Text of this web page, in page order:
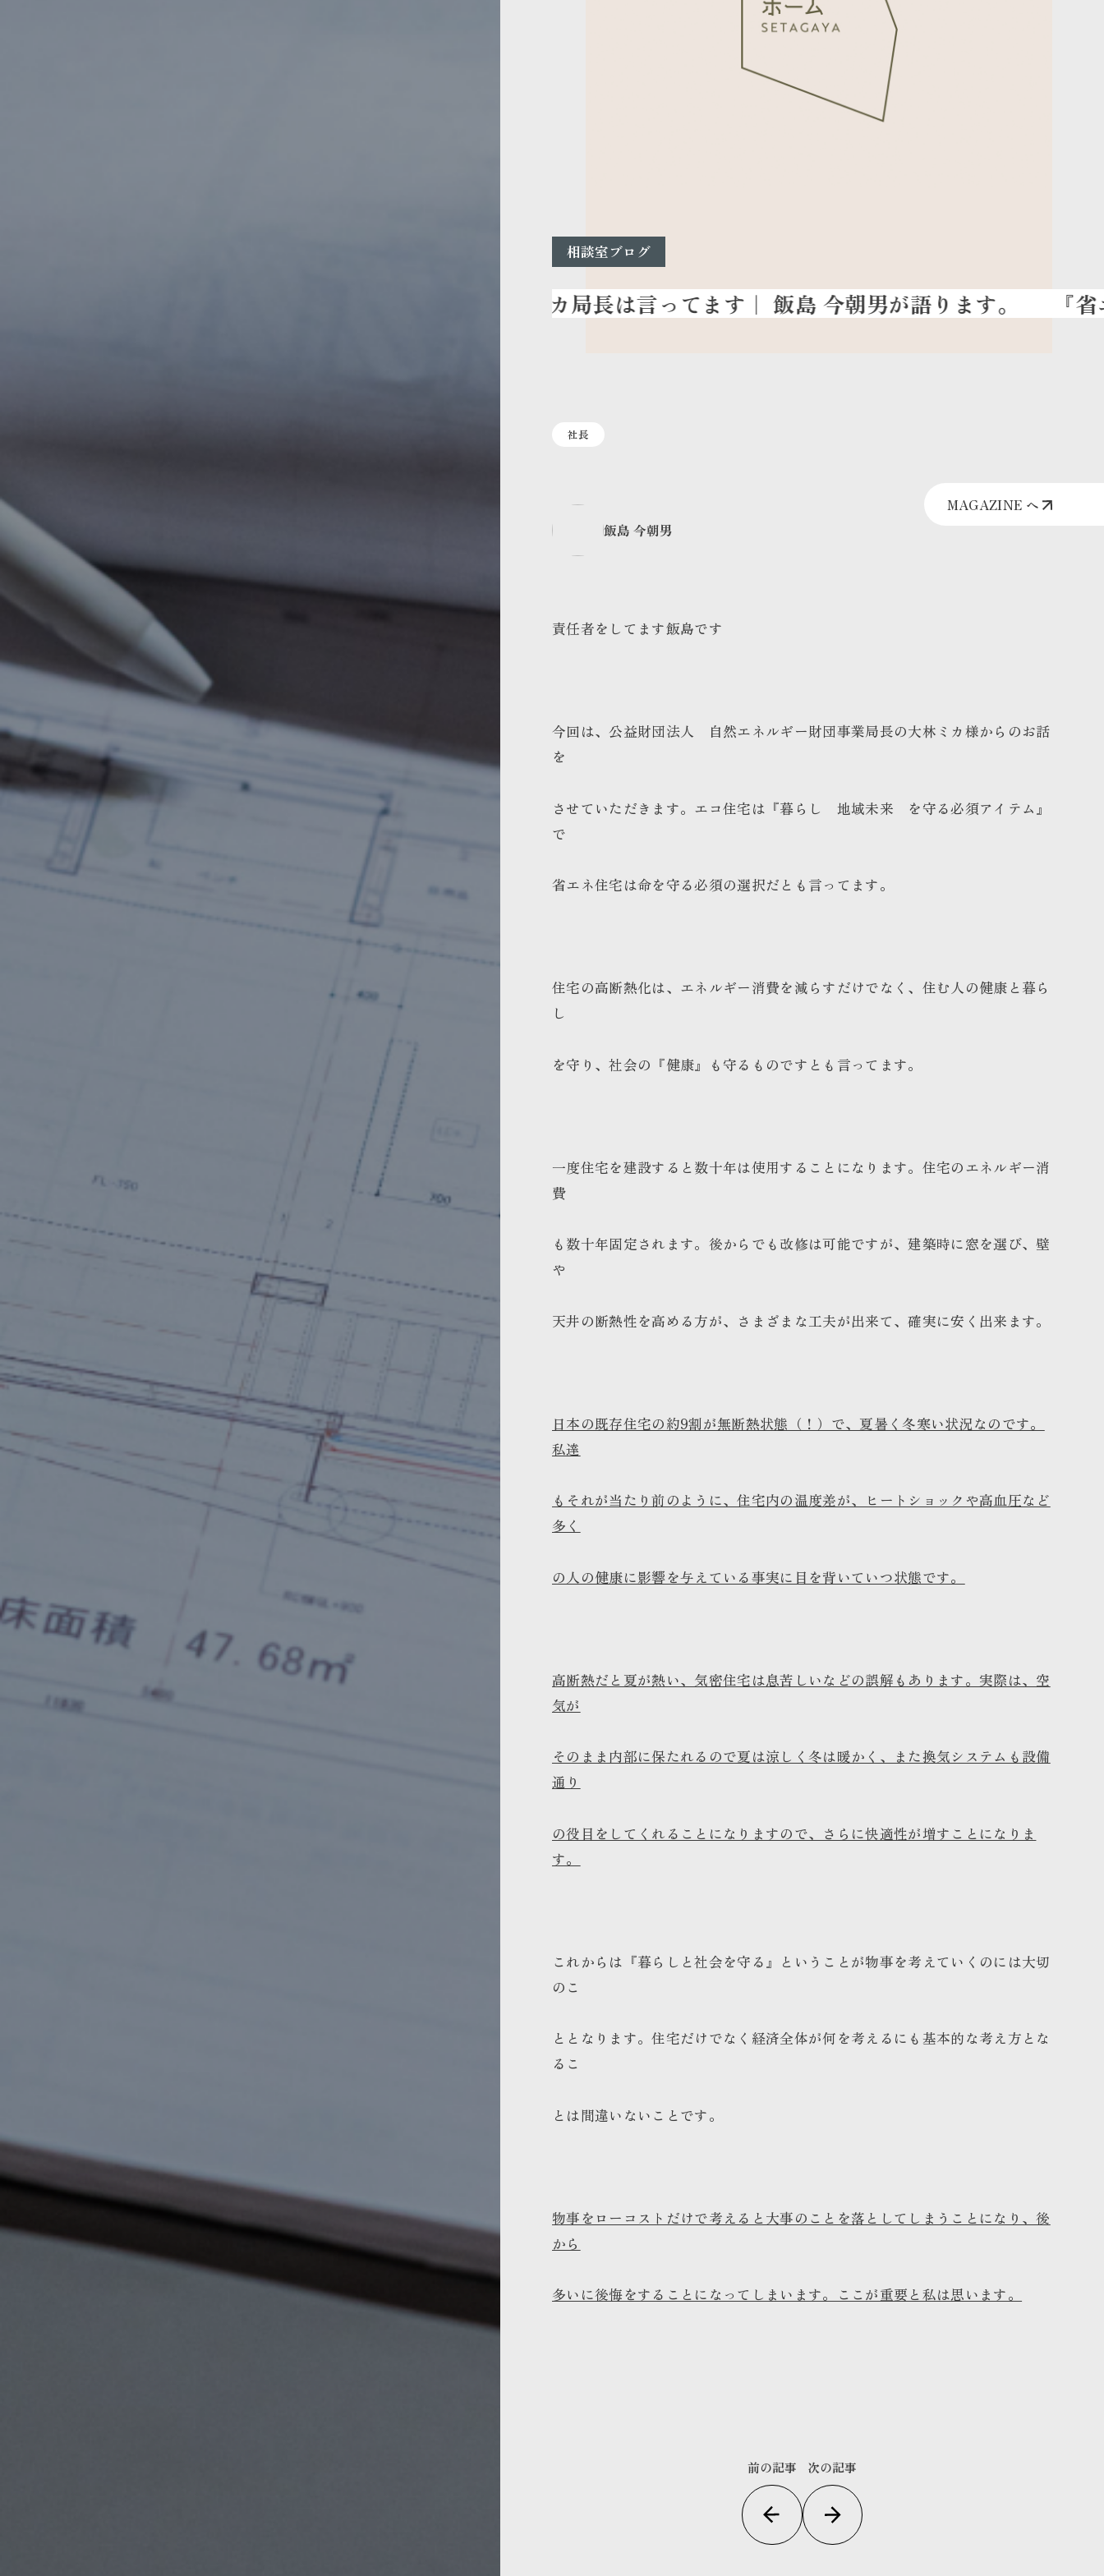
相談室ブログ
『省エネ住宅
社長
MAGAZINE へ
飯島 今朝男
責任者をしてます飯島です
今回は、公益財団法人 自然エネルギー財団事業局長の大林ミカ様からのお話
を
させていただきます。エコ住宅は『暮らし 地域未来 を守る必須アイテム』
で
省エネ住宅は命を守る必須の選択だとも言ってます。
住宅の高断熱化は、エネルギー消費を減らすだけでなく、住む人の健康と暮ら
し
を守り、社会の『健康』も守るものですとも言ってます。
一度住宅を建設すると数十年は使用することになります。住宅のエネルギー消
費
も数十年固定されます。後からでも改修は可能ですが、建築時に窓を選び、壁
や
天井の断熱性を高める方が、さまざまな工夫が出来て、確実に安く出来ます。
日本の既存住宅の約9割が無断熱状態（！）で、夏暑く冬寒い状況なのです。
私達
もそれが当たり前のように、住宅内の温度差が、ヒートショックや高血圧など
多く
の人の健康に影響を与えている事実に目を背いていつ状態です。
高断熱だと夏が熱い、気密住宅は息苦しいなどの誤解もあります。実際は、空
気が
そのまま内部に保たれるので夏は涼しく冬は暖かく、また換気システムも設備
通り
の役目をしてくれることになりますので、さらに快適性が増すことになりま
す。
これからは『暮らしと社会を守る』ということが物事を考えていくのには大切
のこ
ととなります。住宅だけでなく経済全体が何を考えるにも基本的な考え方とな
るこ
とは間違いないことです。
物事をローコストだけで考えると大事のことを落としてしまうことになり、後
から
多いに後悔をすることになってしまいます。ここが重要と私は思います。
前の記事 次の記事